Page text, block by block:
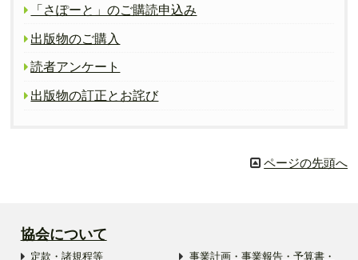
「さぽーと」のご購読申込み
出版物のご購入
読者アンケート
出版物の訂正とお詫び
ページの先頭へ
協会について
定款・諸規程等
事業計画・事業報告・予算書・